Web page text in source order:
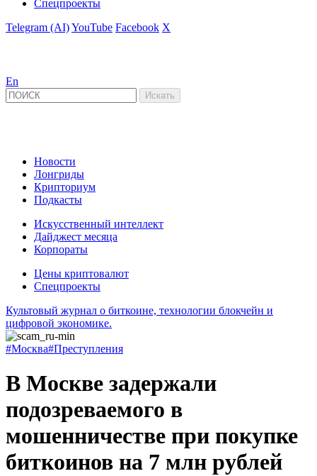
Спецпроекты
Telegram (AI)YouTube Facebook X
En
Новости
Лонгриды
Крипториум
Подкасты
Искусственный интеллект
Дайджест месяца
Корпораты
Цены криптовалют
Спецпроекты
Культовый журнал о биткоине, технологии блокчейн и
цифровой экономике.
#Москва#Преступления
В Москве задержали
подозреваемого в
мошенничестве при покупке
биткоинов на 7 млн рублей